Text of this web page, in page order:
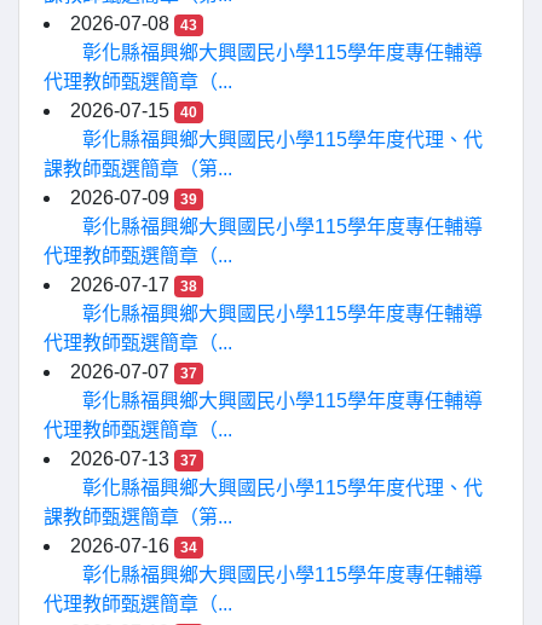
2026-07-08
43
彰化縣福興鄉大興國民小學115學年度專任輔導
代理教師甄選簡章（...
2026-07-15
40
彰化縣福興鄉大興國民小學115學年度代理、代
課教師甄選簡章（第...
2026-07-09
39
彰化縣福興鄉大興國民小學115學年度專任輔導
代理教師甄選簡章（...
2026-07-17
38
彰化縣福興鄉大興國民小學115學年度專任輔導
代理教師甄選簡章（...
2026-07-07
37
彰化縣福興鄉大興國民小學115學年度專任輔導
代理教師甄選簡章（...
2026-07-13
37
彰化縣福興鄉大興國民小學115學年度代理、代
課教師甄選簡章（第...
2026-07-16
34
彰化縣福興鄉大興國民小學115學年度專任輔導
代理教師甄選簡章（...